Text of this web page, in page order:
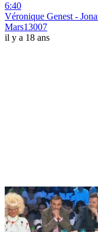
6:40
Véronique Genest -
Mars13007
il y a 18 ans